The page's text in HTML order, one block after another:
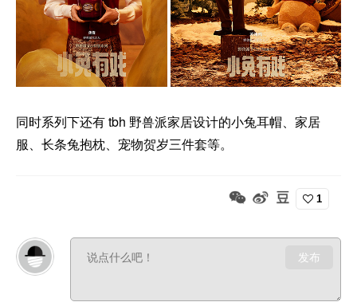
同时系列下还有 tbh 野兽派家居设计的小兔耳帽、家居
服、长条兔抱枕、宠物贺岁三件套等。
1
发布